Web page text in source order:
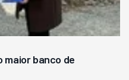
maior banco de